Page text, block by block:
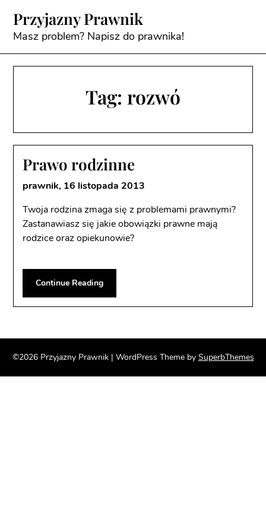
content
Przyjazny Prawnik
Masz problem? Napisz do prawnika!
Tag: rozwó
Prawo rodzinne
prawnik, 16 listopada 2013
Twoja rodzina zmaga się z problemami prawnymi?
Zastanawiasz się jakie obowiązki prawne mają
rodzice oraz opiekunowie?
Continue Reading
©2026 Przyjazny Prawnik | WordPress Theme by SuperbThemes